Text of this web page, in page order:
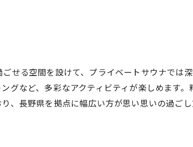
せる空間を設けて、プライベートサウナでは
グなど、多彩なアクティビティが楽しめます
、長野県を拠点に幅広い方が思い思いの過ご